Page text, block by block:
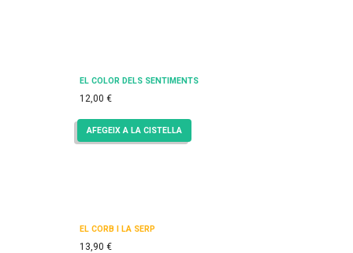
EL COLOR DELS SENTIMENTS
12,00 €
AFEGEIX A LA CISTELLA
EL CORB I LA SERP
13,90 €